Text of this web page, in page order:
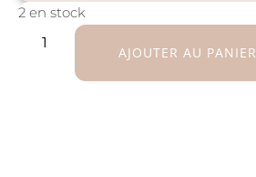
2 en stock
AJOUTER AU PANIER